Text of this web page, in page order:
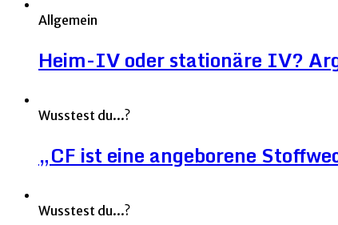
Allgemein
Heim-IV oder stationäre IV?
Wusstest du...?
„CF ist eine angeborene
Wusstest du...?